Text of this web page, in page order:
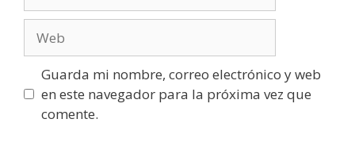
Guarda mi nombre, correo electrónico y web
en este navegador para la próxima vez que
comente.